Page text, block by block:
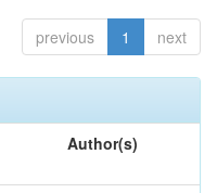
previous 1 next
Author(s)